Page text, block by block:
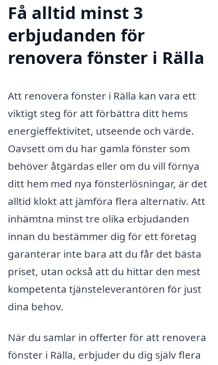
Få alltid minst 3
erbjudanden för
renovera fönster i Rälla
Att renovera fönster i Rälla kan vara ett
viktigt steg för att förbättra ditt hems
energieffektivitet, utseende och värde.
Oavsett om du har gamla fönster som
behöver åtgärdas eller om du vill förnya
ditt hem med nya fönsterlösningar, är det
alltid klokt att jämföra flera alternativ. Att
inhämtna minst tre olika erbjudanden
innan du bestämmer dig för ett företag
garanterar inte bara att du får det bästa
priset, utan också att du hittar den mest
kompetenta tjänsteleverantören för just
dina behov.
När du samlar in offerter för att renovera
fönster i Rälla, erbjuder du dig själv flera